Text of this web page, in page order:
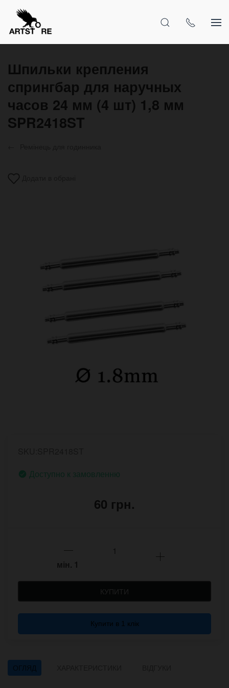
Шпильки крепления
спрингбар для наручных
часов 24 мм (4 шт) 1,8 мм
SPR2418ST
Доступно к замовленню
60 грн.
мін. 1
КУПИТИ
Купити в 1 клік
ОГЛЯД